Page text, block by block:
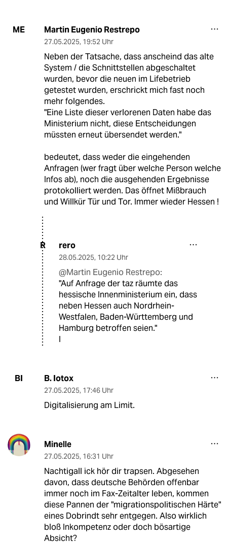
ME Martin Eugenio Restrepo
27.05.2025, 19:52 Uhr
Neben der Tatsache, dass anscheind das alte
System / die Schnittstellen abgeschaltet
wurden, bevor die neuen im Lifebetrieb
getestet wurden, erschrickt mich fast noch
mehr folgendes.
"Eine Liste dieser verlorenen Daten habe das
Ministerium nicht, diese Entscheidungen
müssten erneut übersendet werden."
bedeutet, dass weder die eingehenden
Anfragen (wer fragt über welche Person welche
Infos ab), noch die ausgehenden Ergebnisse
protokolliert werden. Das öffnet Mißbrauch
und Willkür Tür und Tor. Immer wieder Hessen !
R rero
28.05.2025, 10:22 Uhr
@Martin Eugenio Restrepo:
"Auf Anfrage der taz räumte das
hessische Innenministerium ein, dass
neben Hessen auch Nordrhein-
Westfalen, Baden-Württemberg und
Hamburg betroffen seien."
I
BI B. Iotox
27.05.2025, 17:46 Uhr
Digitalisierung am Limit.
Minelle
27.05.2025, 16:31 Uhr
Nachtigall ick hör dir trapsen. Abgesehen
davon, dass deutsche Behörden offenbar
immer noch im Fax-Zeitalter leben, kommen
diese Pannen der "migrationspolitischen Härte"
eines Dobrindt sehr entgegen. Also wirklich
bloß Inkompetenz oder doch bösartige
Absicht?